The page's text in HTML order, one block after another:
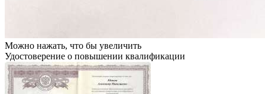
Можно нажать, что бы увеличить
Удостоверение о повышении квалификации